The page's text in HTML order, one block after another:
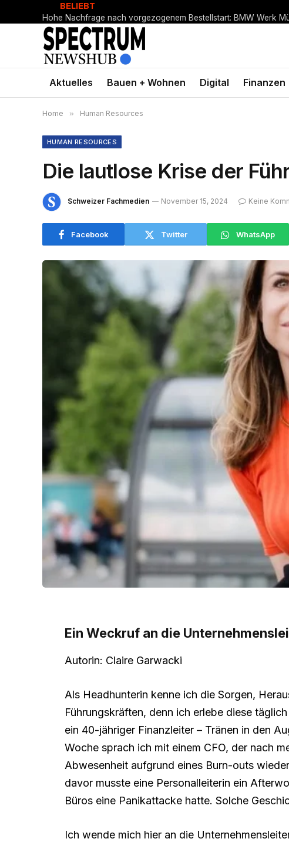
BELIEBT
Aktuelles Bauen + Wohnen Digital Finanzen
Home » Human Resources
HUMAN RESOURCES
Die lautlose Krise der
Schweizer Fachmedien November 15, 2024 Keine
Facebook Twitter WhatsApp
Ein Weckruf an die
Autorin: Claire Garwacki
Als Headhunterin kenne ich die Sorgen,
Führungskräften, denn ich erlebe diese
ein 40-jähriger Finanzleiter – Tränen in den
Woche sprach ich mit einem CFO, der nach
Abwesenheit aufgrund eines Burn-outs
davor musste eine Personalleiterin ein
Büros eine Panikattacke hatte. Solche
Ich wende mich hier an die